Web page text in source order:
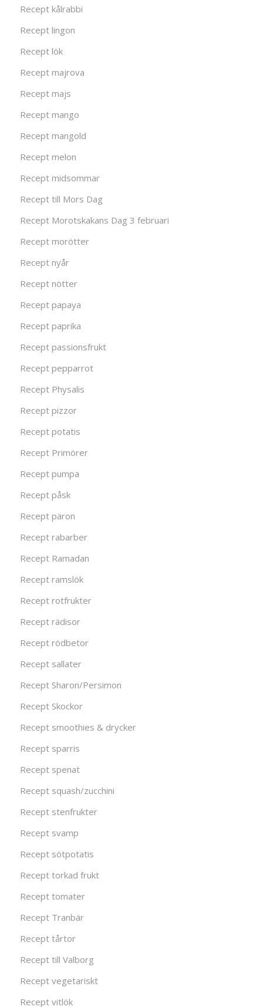
Recept kålrabbi
Recept lingon
Recept lök
Recept majrova
Recept majs
Recept mango
Recept mangold
Recept melon
Recept midsommar
Recept till Mors Dag
Recept Morotskakans Dag 3 februari
Recept morötter
Recept nyår
Recept nötter
Recept papaya
Recept paprika
Recept passionsfrukt
Recept pepparrot
Recept Physalis
Recept pizzor
Recept potatis
Recept Primörer
Recept pumpa
Recept påsk
Recept päron
Recept rabarber
Recept Ramadan
Recept ramslök
Recept rotfrukter
Recept rädisor
Recept rödbetor
Recept sallater
Recept Sharon/Persimon
Recept Skockor
Recept smoothies & drycker
Recept sparris
Recept spenat
Recept squash/zucchini
Recept stenfrukter
Recept svamp
Recept sötpotatis
Recept torkad frukt
Recept tomater
Recept Tranbär
Recept tårtor
Recept till Valborg
Recept vegetariskt
Recept vitlök